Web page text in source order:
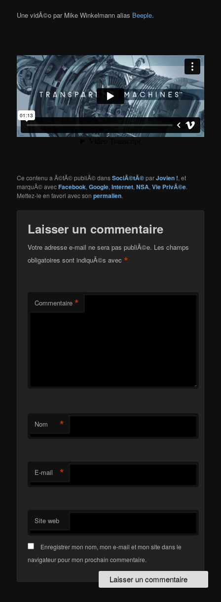
Une vidÃ©o par Mike Winkelmann alias Beeple.
Ce contenu a Ã©tÃ© publiÃ© dansSociÃ©tÃ©parJovien !, et
marquÃ© avecFacebook,Google,Internet,NSA,Vie PrivÃ©e.
Mettez-le en favori avec sonpermalien.
Laisser un commentaire
Votre adresse e-mail ne sera pas publiÃ©e. Les champs
obligatoires sont indiquÃ©s avec*
Commentaire *
Nom *
E-mail *
Site web
Enregistrer mon nom, mon e-mail et mon site dans le
navigateur pour mon prochain commentaire.